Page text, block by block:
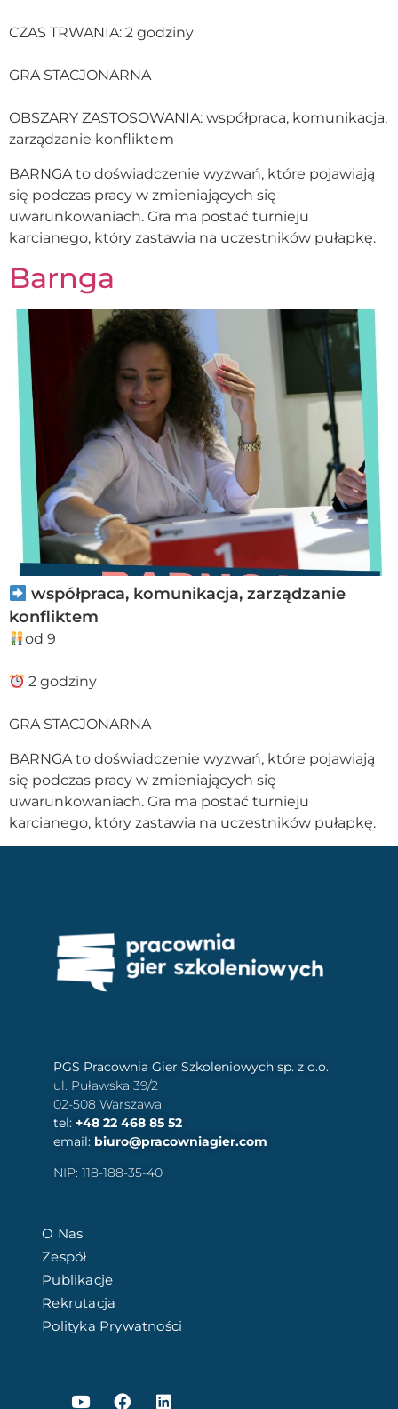
CZAS TRWANIA: 2 godziny
GRA STACJONARNA
OBSZARY ZASTOSOWANIA: współpraca, komunikacja,
zarządzanie konfliktem
BARNGA to doświadczenie wyzwań, które pojawiają
się podczas pracy w zmieniających się
uwarunkowaniach. Gra ma postać turnieju
karcianego, który zastawia na uczestników pułapkę.
Barnga
współpraca, komunikacja, zarządzanie
konfliktem
od 9
2 godziny
GRA STACJONARNA
BARNGA to doświadczenie wyzwań, które pojawiają
się podczas pracy w zmieniających się
uwarunkowaniach. Gra ma postać turnieju
karcianego, który zastawia na uczestników pułapkę.
PGS Pracownia Gier Szkoleniowych sp. z o.o.
ul. Puławska 39/2
02-508 Warszawa
tel: +48 22 468 85 52
email: biuro@pracowniagier.com
NIP: 118-188-35-40
O Nas
Zespół
Publikacje
Rekrutacja
Polityka Prywatności